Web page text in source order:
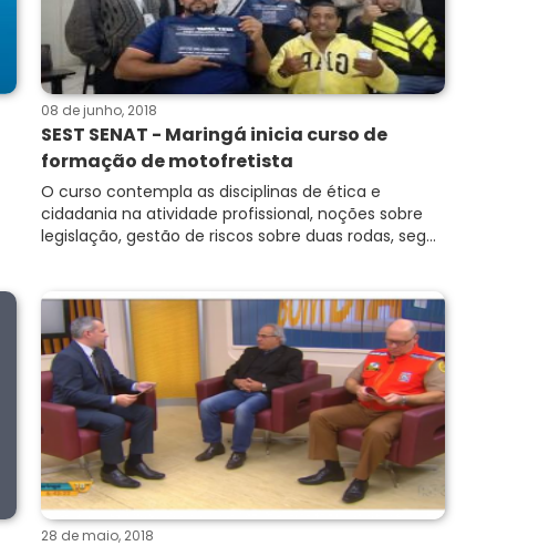
08 de junho, 2018
SEST SENAT - Maringá inicia curso de
formação de motofretista
O curso contempla as disciplinas de ética e
cidadania na atividade profissional, noções sobre
legislação, gestão de riscos sobre duas rodas, seg...
28 de maio, 2018